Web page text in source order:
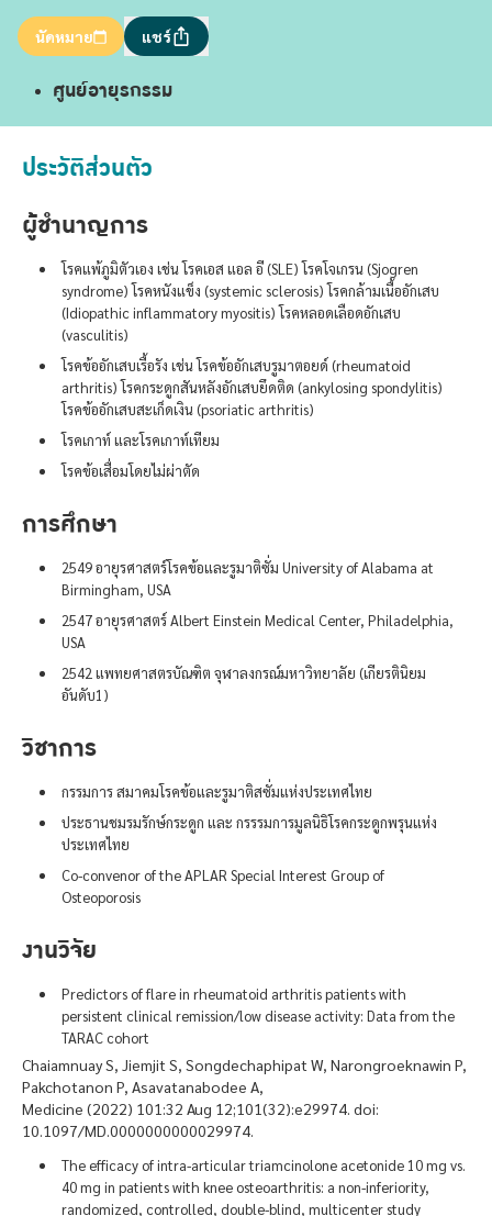
นัดหมาย แชร์
ศูนย์อายุรกรรม
ประวัติส่วนตัว
ผู้ชำนาญการ
โรคแพ้ภูมิตัวเอง เช่น โรคเอส แอล อี (SLE) โรคโจเกรน (Sjogren
syndrome) โรคหนังแข็ง (systemic sclerosis) โรคกล้ามเนื้ออักเสบ
(Idiopathic inflammatory myositis) โรคหลอดเลือดอักเสบ
(vasculitis)
โรคข้ออักเสบเรื้อรัง เช่น โรคข้ออักเสบรูมาตอยด์ (rheumatoid
arthritis) โรคกระดูกสันหลังอักเสบยึดติด (ankylosing spondylitis)
โรคข้ออักเสบสะเก็ดเงิน (psoriatic arthritis)
โรคเกาท์ และโรคเกาท์เทียม
โรคข้อเสื่อมโดยไม่ผ่าตัด
การศึกษา
2549 อายุรศาสตร์โรคข้อและรูมาติซั่ม University of Alabama at
Birmingham, USA
2547 อายุรศาสตร์ Albert Einstein Medical Center, Philadelphia,
USA
2542 แพทยศาสตรบัณฑิต จุฬาลงกรณ์มหาวิทยาลัย (เกียรตินิยม
อันดับ1)
วิชาการ
กรรมการ สมาคมโรคข้อและรูมาติสซั่มแห่งประเทศไทย
ประธานชมรมรักษ์กระดูก และ กรรรมการมูลนิธิโรคกระดูกพรุนแห่ง
ประเทศไทย
Co-convenor of the APLAR Special Interest Group of
Osteoporosis
งานวิจัย
Predictors of flare in rheumatoid arthritis patients with
persistent clinical remission/low disease activity: Data from the
TARAC cohort
Chaiamnuay S, Jiemjit S, Songdechaphipat W, Narongroeknawin P,
Pakchotanon P, Asavatanabodee A,
Medicine (2022) 101:32 Aug 12;101(32):e29974. doi:
10.1097/MD.0000000000029974.
The efficacy of intra-articular triamcinolone acetonide 10 mg vs.
40 mg in patients with knee osteoarthritis: a non-inferiority,
randomized, controlled, double-blind, multicenter study